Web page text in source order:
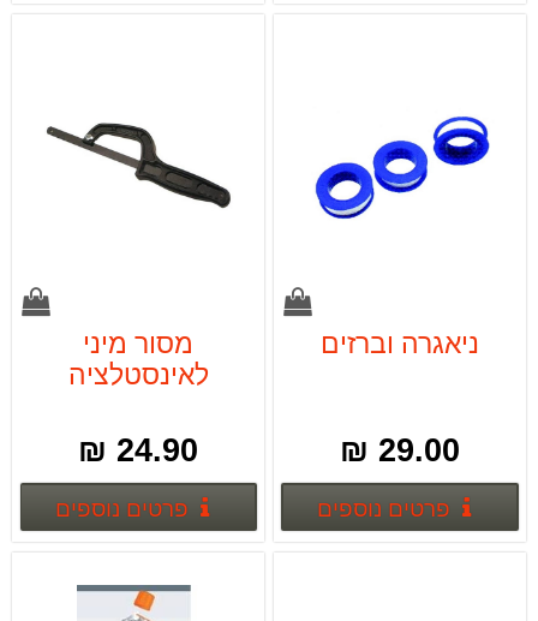
ניאגרה וברזים
29.00 ₪
פרטים נוספיםפרטים נוספים
מסור מיני
לאינסטלציה
24.90 ₪
פרטים נוספים